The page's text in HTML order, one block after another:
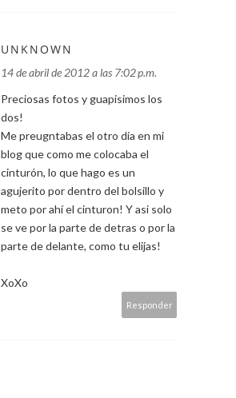
UNKNOWN
14 de abril de 2012 a las 7:02 p.m.
Preciosas fotos y guapisimos los
dos!
Me preugntabas el otro dia en mi
blog que como me colocaba el
cinturón, lo que hago es un
agujerito por dentro del bolsillo y
meto por ahí el cinturon! Y asi solo
se ve por la parte de detras o por la
parte de delante, como tu elijas!
XoXo
Responder